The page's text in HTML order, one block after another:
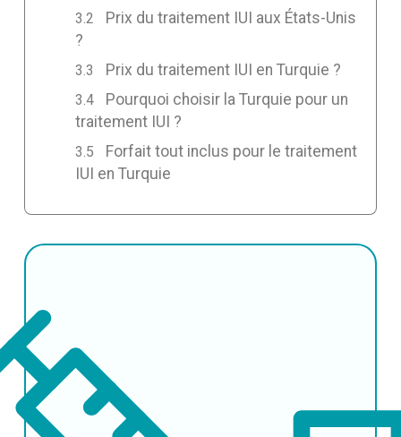
Prix du traitement IUI aux États-Unis
?
Prix du traitement IUI en Turquie ?
Pourquoi choisir la Turquie pour un
traitement IUI ?
Forfait tout inclus pour le traitement
IUI en Turquie